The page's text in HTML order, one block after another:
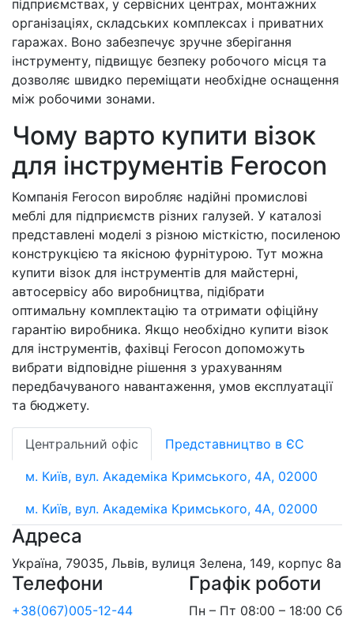
підприємствах, у сервісних центрах, монтажних
організаціях, складських комплексах і приватних
гаражах. Воно забезпечує зручне зберігання
інструменту, підвищує безпеку робочого місця та
дозволяє швидко переміщати необхідне оснащення
між робочими зонами.
Чому варто купити візок
для інструментів Ferocon
Компанія Ferocon виробляє надійні промислові
меблі для підприємств різних галузей. У каталозі
представлені моделі з різною місткістю, посиленою
конструкцією та якісною фурнітурою. Тут можна
купити візок для інструментів для майстерні,
автосервісу або виробництва, підібрати
оптимальну комплектацію та отримати офіційну
гарантію виробника. Якщо необхідно купити візок
для інструментів, фахівці Ferocon допоможуть
вибрати відповідне рішення з урахуванням
передбачуваного навантаження, умов експлуатації
та бюджету.
Центральний офіс Представництво в ЄС
м. Київ, вул. Академіка Кримського, 4А, 02000
м. Київ, вул. Академіка Кримського, 4А, 02000
Адреса
Україна, 79035, Львів, вулиця Зелена, 149, корпус 8а
Телефони
+38(067)005-12-44
Графік роботи
Пн – Пт 08:00 – 18:00 Сб